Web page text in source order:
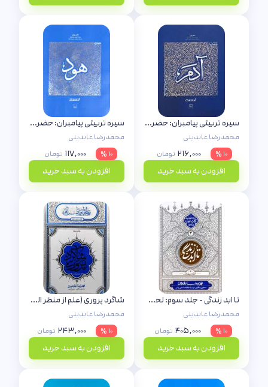
سیره تربیتی پیامبران: حضرت آدم (دفتر اول)
محمدرضا عابدینی
۱۰ %
۲۱۶,۰۰۰ تومان
افزودن به سبد خرید
سیره تربیتی پیامبران: حضرت هود (ع)
محمدرضا عابدینی
۱۰ %
۱۱۷,۰۰۰ تومان
افزودن به سبد خرید
تا ابد زندگی - جلد سوم: لحظه دیدار
محمدرضا عابدینی
۱۰ %
۴۰۵,۰۰۰ تومان
افزودن به سبد خرید
شاگرد پروری (علم از منظر الهی)
محمدرضا عابدینی
۱۰ %
۲۴۳,۰۰۰ تومان
افزودن به سبد خرید